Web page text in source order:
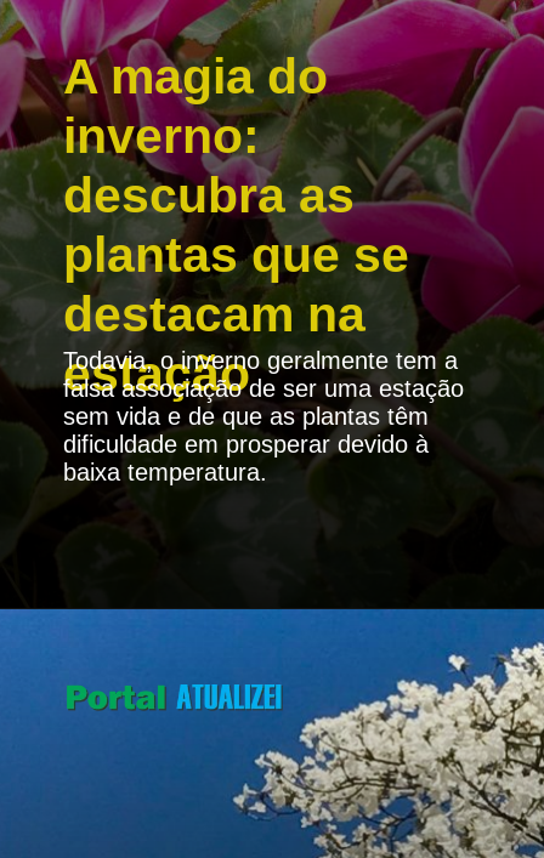
A magia do
inverno:
descubra as
plantas que se
destacam na
estação
Todavia, o inverno geralmente tem a
falsa associação de ser uma estação
sem vida e de que as plantas têm
dificuldade em prosperar devido à
baixa temperatura.
https://portalatualizei.com.br/agro/a-magia-do-inverno-descubra-as-plantas-que-se-destacam-na-estacao/16130/